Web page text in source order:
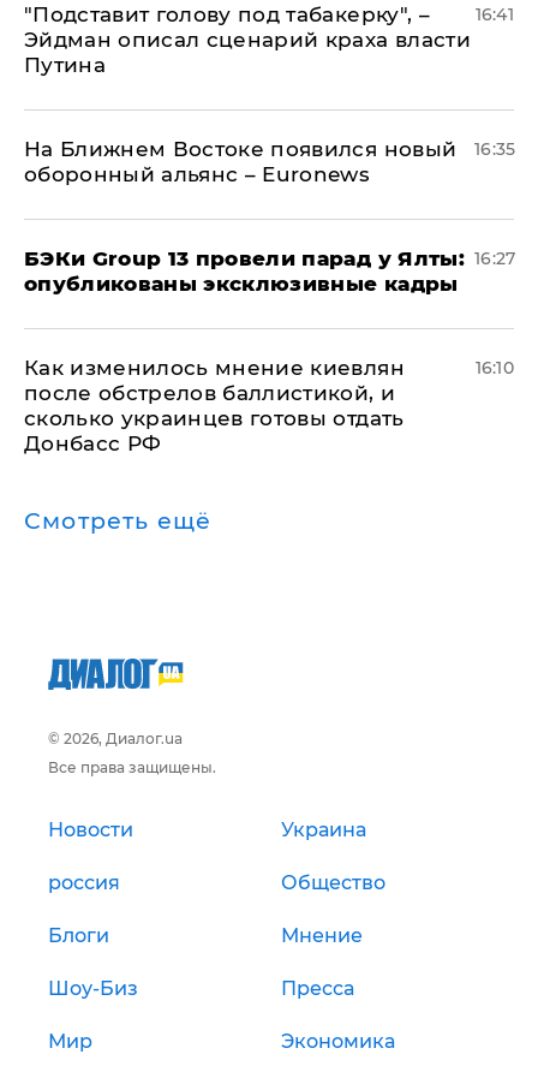
​"Подставит голову под табакерку", –
Эйдман описал сценарий краха власти
Путина
16:41
На Ближнем Востоке появился новый
оборонный альянс – Euronews
16:35
​БЭКи Group 13 провели парад у Ялты:
опубликованы эксклюзивные кадры
16:27
Как изменилось мнение киевлян
после обстрелов баллистикой, и
сколько украинцев готовы отдать
Донбасс РФ
16:10
Смотреть ещё
© 2026, Диалог.ua
Все права защищены.
Новости Украина
россия Общество
Блоги Мнение
Шоу-Биз Пресса
Мир Экономика